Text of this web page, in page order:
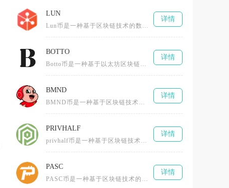
LUN
Lun币是一种基于区块链技术的数字货币，由Lunyr团队创造，最初构建一个去中心化的互联网百科全书平台。作为以太坊网络的
详情
BOTTO
Botto币是一种基于以太坊区块链的去中心化数字货币，由一群区块链技术爱好者、艺术创作者以及智能合约专家共同打造。它的设
详情
BMND
BMND币是一种基于区块链技术的加密数字货币，通过创新的代币经济模型和社区激励机制推动心理健康领域的公益事业与数字资产结
详情
PRIVHALF
privhalf币是一种基于区块链技术的创新型数字货币，全称为0.5X长隐私指数令牌（0.5X Long Privacy
详情
PASC
PASC币是一种基于区块链技术的数字货币，全称为PascalCoin，由Albert Molina于2016年创建。它采
详情